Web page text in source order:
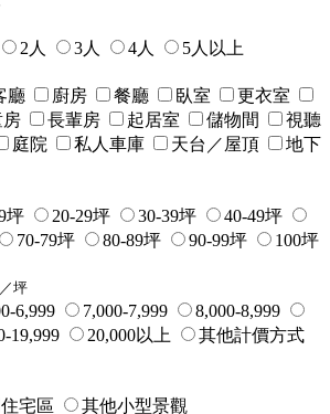
2人 3人 4人
5人以上
廳 廚房 餐廳 臥室
更衣室
房 長輩房 起居室 儲物間
視聽
庭院 私人車庫 天台／屋頂
地下
坪 20-29坪 30-39坪
40-49坪
70-79坪 80-89坪 90-99坪
100坪
坪
6,999 7,000-7,999
8,000-8,999
19,999 20,000以上
其他計價方式
宅區
其他小型景觀